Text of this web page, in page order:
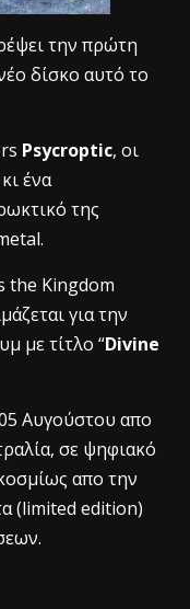
την πρώτη
δίσκο αυτό το
Psycroptic, οι
ένα
της
the Kingdom
για την
με τίτλο “Divine
Αυγούστου απο
σε ψηφιακό
απο την
(limited edition)